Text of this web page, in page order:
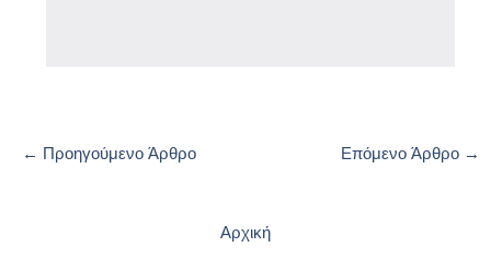
← Προηγούμενο Άρθρο Επόμενο Άρθρο →
Αρχική